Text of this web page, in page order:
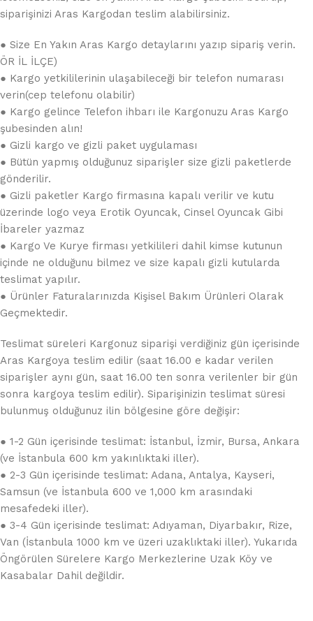
siparişinizi Aras Kargodan teslim alabilirsiniz.
● Size En Yakın Aras Kargo detaylarını yazıp sipariş verin.
ÖR İL İLÇE)
● Kargo yetkililerinin ulaşabileceği bir telefon numarası
verin(cep telefonu olabilir)
● Kargo gelince Telefon ihbarı ile Kargonuzu Aras Kargo
şubesinden alın!
● Gizli kargo ve gizli paket uygulaması
● Bütün yapmış olduğunuz siparişler size gizli paketlerde
gönderilir.
● Gizli paketler Kargo firmasına kapalı verilir ve kutu
üzerinde logo veya Erotik Oyuncak, Cinsel Oyuncak Gibi
İbareler yazmaz
● Kargo Ve Kurye firması yetkilileri dahil kimse kutunun
içinde ne olduğunu bilmez ve size kapalı gizli kutularda
teslimat yapılır.
● Ürünler Faturalarınızda Kişisel Bakım Ürünleri Olarak
Geçmektedir.
Teslimat süreleri Kargonuz siparişi verdiğiniz gün içerisinde
Aras Kargoya teslim edilir (saat 16.00 e kadar verilen
siparişler aynı gün, saat 16.00 ten sonra verilenler bir gün
sonra kargoya teslim edilir). Siparişinizin teslimat süresi
bulunmuş olduğunuz ilin bölgesine göre değişir:
● 1-2 Gün içerisinde teslimat: İstanbul, İzmir, Bursa, Ankara
(ve İstanbula 600 km yakınlıktaki iller).
● 2-3 Gün içerisinde teslimat: Adana, Antalya, Kayseri,
Samsun (ve İstanbula 600 ve 1,000 km arasındaki
mesafedeki iller).
● 3-4 Gün içerisinde teslimat: Adıyaman, Diyarbakır, Rize,
Van (İstanbula 1000 km ve üzeri uzaklıktaki iller). Yukarıda
Öngörülen Sürelere Kargo Merkezlerine Uzak Köy ve
Kasabalar Dahil değildir.